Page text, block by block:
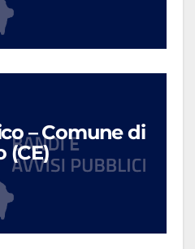
– Comune di
(CE)